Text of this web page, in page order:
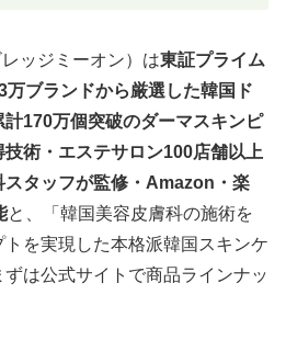
ッジミーオン）は東証プライム
ブランドから厳選した韓国ド
170万個突破のダーマスキンピ
術・エステサロン100店舗以上
スタッフが監修・Amazon・楽
と、「韓国美容皮膚科の施術を
を実現した本格派韓国スキンケ
は公式サイトで商品ラインナッ